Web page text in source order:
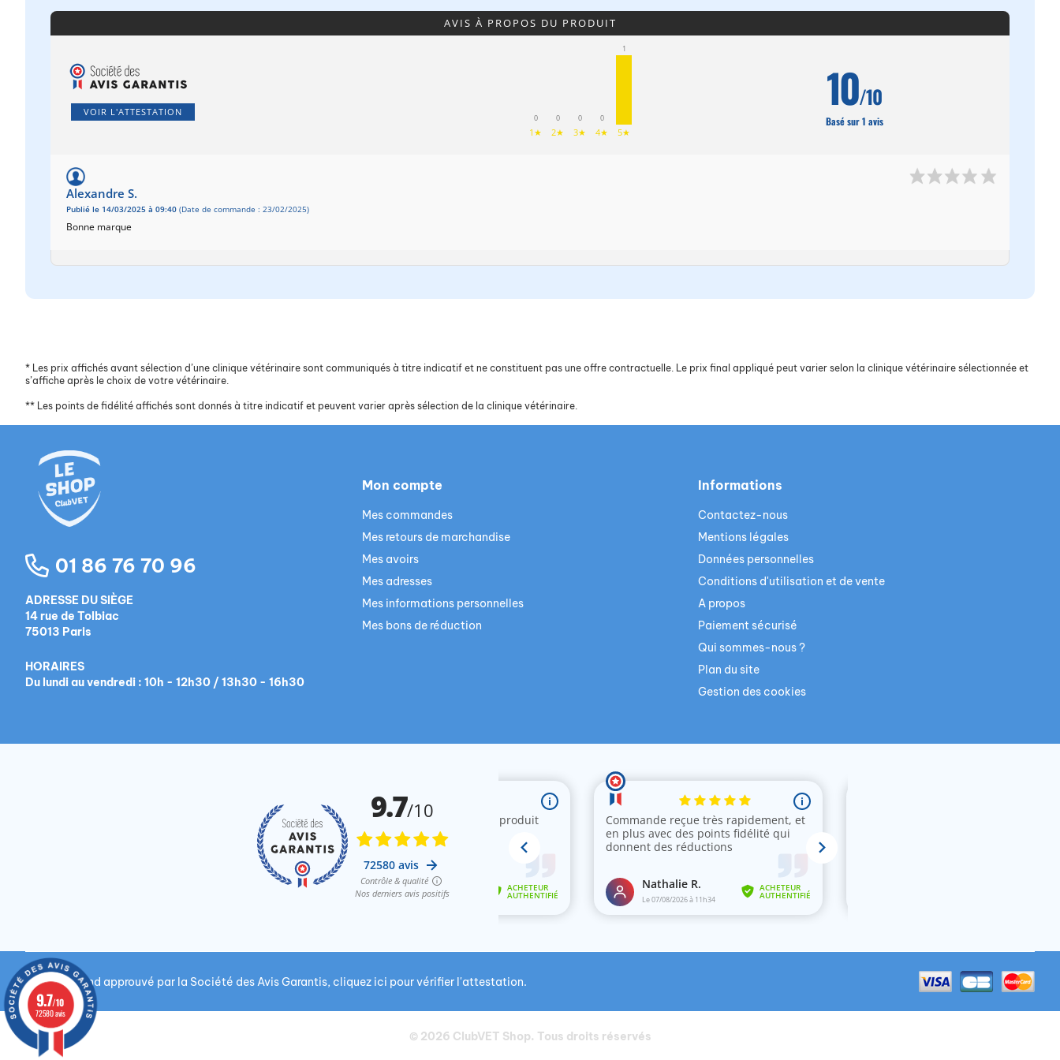
AVIS À PROPOS DU PRODUIT
VOIR L'ATTESTATION
0
1★
0
2★
0
3★
0
4★
1
5★
10/10
Basé sur 1 avis
Alexandre S.
Publié le 14/03/2025 à 09:40 (Date de commande : 23/02/2025)
Bonne marque
* Les prix affichés avant sélection d’une clinique vétérinaire sont communiqués à titre indicatif et ne constituent pas une offre contractuelle. Le prix final appliqué peut varier selon la clinique vétérinaire sélectionnée et
s’affiche après le choix de votre vétérinaire.
** Les points de fidélité affichés sont donnés à titre indicatif et peuvent varier après sélection de la clinique vétérinaire.
01 86 76 70 96
ADRESSE DU SIÈGE
14 rue de Tolbiac
75013 Paris
HORAIRES
Du lundi au vendredi : 10h - 12h30 / 13h30 - 16h30
Mon compte
Mes commandes
Mes retours de marchandise
Mes avoirs
Mes adresses
Mes informations personnelles
Mes bons de réduction
Informations
Contactez-nous
Mentions légales
Données personnelles
Conditions d'utilisation et de vente
A propos
Paiement sécurisé
Qui sommes-nous ?
Plan du site
Gestion des cookies
Marchand approuvé par la Société des Avis Garantis, cliquez ici pour vérifier l'attestation.
© 2026 ClubVET Shop. Tous droits réservés
9.7/10
72580 avis